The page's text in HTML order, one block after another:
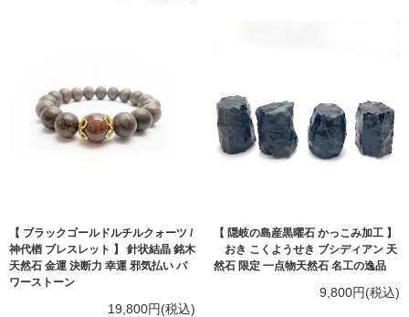
【 ブラックゴールドルチルクォーツ /
神代楢 ブレスレット 】 針状結晶 銘木
天然石 金運 決断力 幸運 邪気払い パ
ワーストーン
19,800円(税込)
【 隠岐の島産黒曜石 かっこみ加工 】
おき こくようせき ブシディアン 天
然石 限定 一点物天然石 名工の逸品
9,800円(税込)